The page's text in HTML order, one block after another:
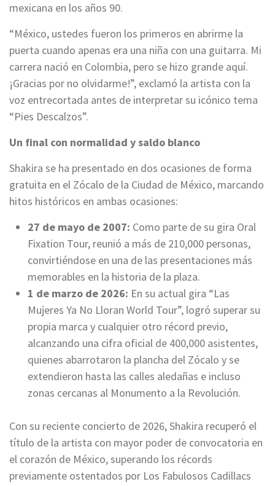
mexicana en los años 90.
“México, ustedes fueron los primeros en abrirme la
puerta cuando apenas era una niña con una guitarra. Mi
carrera nació en Colombia, pero se hizo grande aquí.
¡Gracias por no olvidarme!”, exclamó la artista con la
voz entrecortada antes de interpretar su icónico tema
“Pies Descalzos”.
Un final con normalidad y saldo blanco
Shakira se ha presentado en dos ocasiones de forma
gratuita en el Zócalo de la Ciudad de México, marcando
hitos históricos en ambas ocasiones:
27 de mayo de 2007: Como parte de su gira Oral
Fixation Tour, reunió a más de 210,000 personas,
convirtiéndose en una de las presentaciones más
memorables en la historia de la plaza.
1 de marzo de 2026: En su actual gira “Las
Mujeres Ya No Lloran World Tour”, logró superar su
propia marca y cualquier otro récord previo,
alcanzando una cifra oficial de 400,000 asistentes,
quienes abarrotaron la plancha del Zócalo y se
extendieron hasta las calles aledañas e incluso
zonas cercanas al Monumento a la Revolución.
Con su reciente concierto de 2026, Shakira recuperó el
título de la artista con mayor poder de convocatoria en
el corazón de México, superando los récords
previamente ostentados por Los Fabulosos Cadillacs